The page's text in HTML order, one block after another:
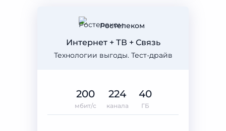
Ростелеком
Технологии выгоды. Тест-драйв
Интернет + ТВ + Связь
200
мбит/с
224
канала
40
ГБ